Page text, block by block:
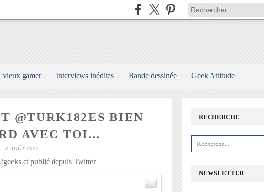
vieux gamer Interviews inédites Bande dessinée Geek Attitude
@TURK182ES BIEN
AVEC TOI...
8 AOÛT 2022
et publié depuis Twitter
NEWSLETTER
RECHERCHE